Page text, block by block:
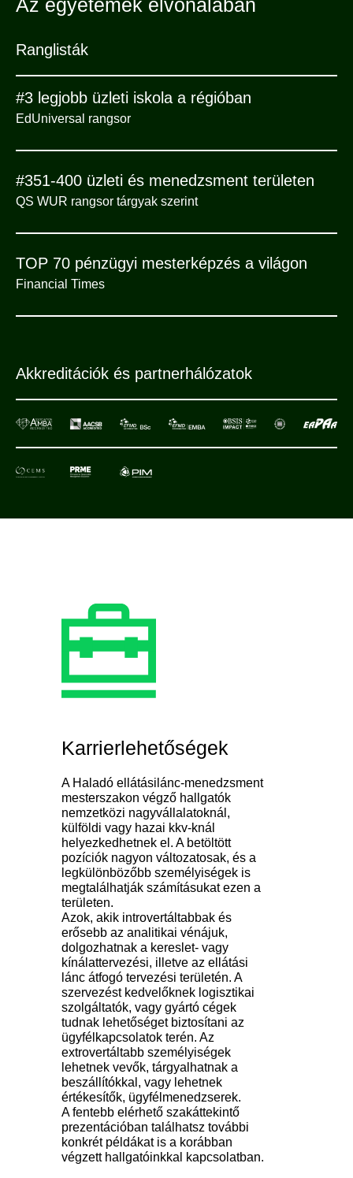
Ranglisták
#3 legjobb üzleti iskola a régióban
EdUniversal rangsor
#351-400 üzleti és menedzsment területen
QS WUR rangsor tárgyak szerint
TOP 70 pénzügyi mesterképzés a világon
Financial Times
Akkreditációk és partnerhálózatok
Karrierlehetőségek
A Haladó ellátásilánc-menedzsment
mesterszakon végző hallgatók
nemzetközi nagyvállalatoknál,
külföldi vagy hazai kkv-knál
helyezkedhetnek el. A betöltött
pozíciók nagyon változatosak, és a
legkülönbözőbb személyiségek is
megtalálhatják számításukat ezen a
területen.
Azok, akik introvertáltabbak és
erősebb az analitikai vénájuk,
dolgozhatnak a kereslet- vagy
kínálattervezési, illetve az ellátási
lánc átfogó tervezési területén. A
szervezést kedvelőknek logisztikai
szolgáltatók, vagy gyártó cégek
tudnak lehetőséget biztosítani az
ügyfélkapcsolatok terén. Az
extrovertáltabb személyiségek
lehetnek vevők, tárgyalhatnak a
beszállítókkal, vagy lehetnek
értékesítők, ügyfélmenedzserek.
A fentebb elérhető szakáttekintő
prezentációban találhatsz további
konkrét példákat is a korábban
végzett hallgatóinkkal kapcsolatban.